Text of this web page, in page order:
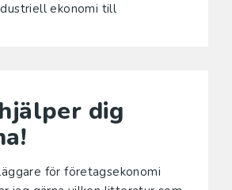
ekonomi till
dig
för företagsekonomi